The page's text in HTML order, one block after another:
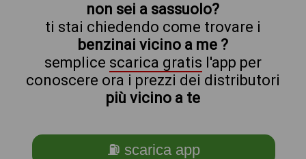
non sei a sassuolo?
ti stai chiedendo come trovare i
benzinai vicino a me ?
semplice scarica gratis l'app per
conoscere ora i prezzi dei distributori
più vicino a te
⛽ scarica app